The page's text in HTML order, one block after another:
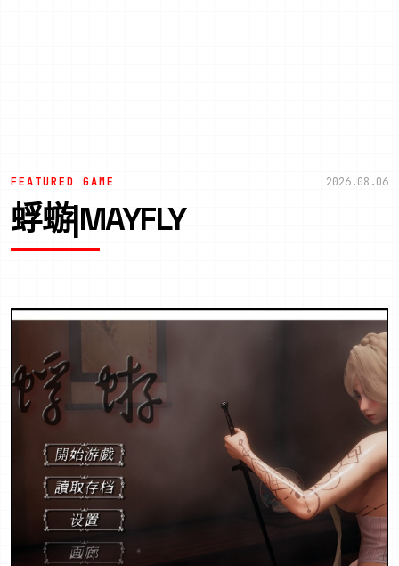
FEATURED GAME 2026.08.06
蜉蝣|MAYFLY